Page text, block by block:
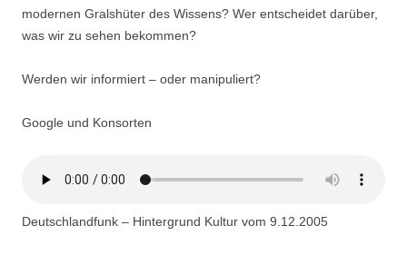
modernen Gralshüter des Wissens? Wer entscheidet darüber,
was wir zu sehen bekommen?
Werden wir informiert – oder manipuliert?
Google und Konsorten
Deutschlandfunk – Hintergrund Kultur vom 9.12.2005